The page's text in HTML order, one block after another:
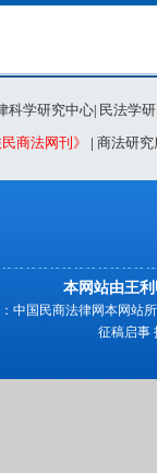
科学研究中心| 民法学
民商法网刊》 | 商法研究
本网站由王
中国民商法律网本网站
征稿启事